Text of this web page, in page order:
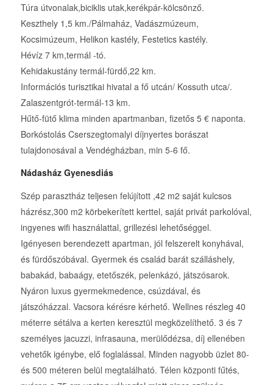
Túra útvonalak,biciklis utak,kerékpár-kölcsönző.
Keszthely 1,5 km./Pálmaház, Vadászmúzeum,
Kocsimúzeum, Helikon kastély, Festetics kastély.
Hévíz 7 km,termál -tó.
Kehidakustány termál-fürdő,22 km.
Információs turisztikai hivatal a fő utcán/ Kossuth utca/.
Zalaszentgrót-termál-13 km.
Hűtő-fütő klima minden apartmanban, fizetős 5 € naponta.
Borkóstolás Cserszegtomalyi díjnyertes borászat
tulajdonosával a Vendégházban, min 5-6 fő.
Nádasház Gyenesdiás
Szép parasztház teljesen felújított ,42 m2 saját kulcsos
házrész,300 m2 körbekerített kerttel, saját privát parkolóval,
ingyenes wifi használattal, grillezési lehetőséggel.
Igényesen berendezett apartman, jól felszerelt konyhával,
és fürdőszóbával. Gyermek és család barát szálláshely,
babakád, babaágy, etetőszék, pelenkázó, játszósarok.
Nyáron luxus gyermekmedence, csúzdával, és
játszóházzal. Vacsora kérésre kérhető. Wellnes részleg 40
méterre sétálva a kerten keresztül megközelíthető. 3 és 7
személyes jacuzzi, infrasauna, merülődézsa, díj ellenében
vehetők igénybe, elő foglalással. Minden nagyobb üzlet 80-
és 500 méteren belül megtalálható. Télen központi fűtés,